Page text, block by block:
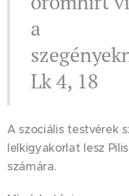
a
Lk 4, 18
A szociális testvérek
lelkigyakorlat lesz
számára.